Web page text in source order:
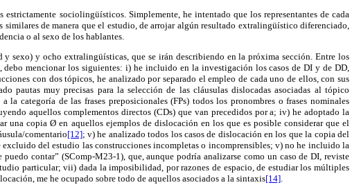
sociolingüísticos. Simplemente, he intentado que los representantes de cada
de manera que el estudio, de arrojar algún resultado extralingüístico diferenciado,
o al sexo de los hablantes.
sexo) y ocho extralingüísticas, que se irán describiendo en la próxima sección. Entre los
mencionar los siguientes: i) he incluido en la investigación los casos de DI y de DD,
con dos tópicos, he analizado por separado el empleo de cada uno de ellos, con sus
pautas muy precisas para la selección de las cláusulas dislocadas asociadas al tópico
la categoría de las frases preposicionales (FPs) todos los pronombres o frases nominales
aquellos complementos directos (CDs) que van precedidos por a; iv) he adoptado la
una copia Ø en aquellos ejemplos de dislocación en los que es posible considerar que el
comentario[12]; v) he analizado todos los casos de dislocación en los que la copia del
excluido del estudio las construcciones incompletas o incomprensibles; v) no he incluido la
puedo contar” (SComp-M23-1), que, aunque podría analizarse como un caso de DI, reviste
particular; vii) dada la imposibilidad, por razones de espacio, de estudiar los múltiples
me he ocupado sobre todo de aquellos asociados a la sintaxis[14].